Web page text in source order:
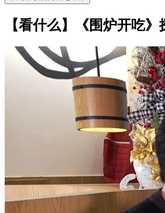
【看什么】《围炉开吃